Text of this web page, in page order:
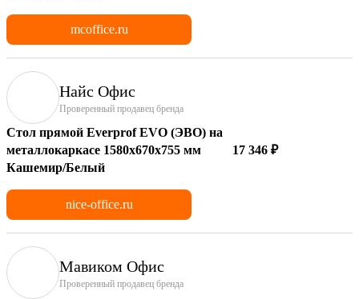
mcoffice.ru
Найс Офис
Проверенный продавец бренда
Стол прямой Everprof EVO (ЭВО) на
металлокаркасе 1580х670х755 мм
Кашемир/Белый
17 346 ₽
nice-office.ru
Мавиком Офис
Проверенный продавец бренда